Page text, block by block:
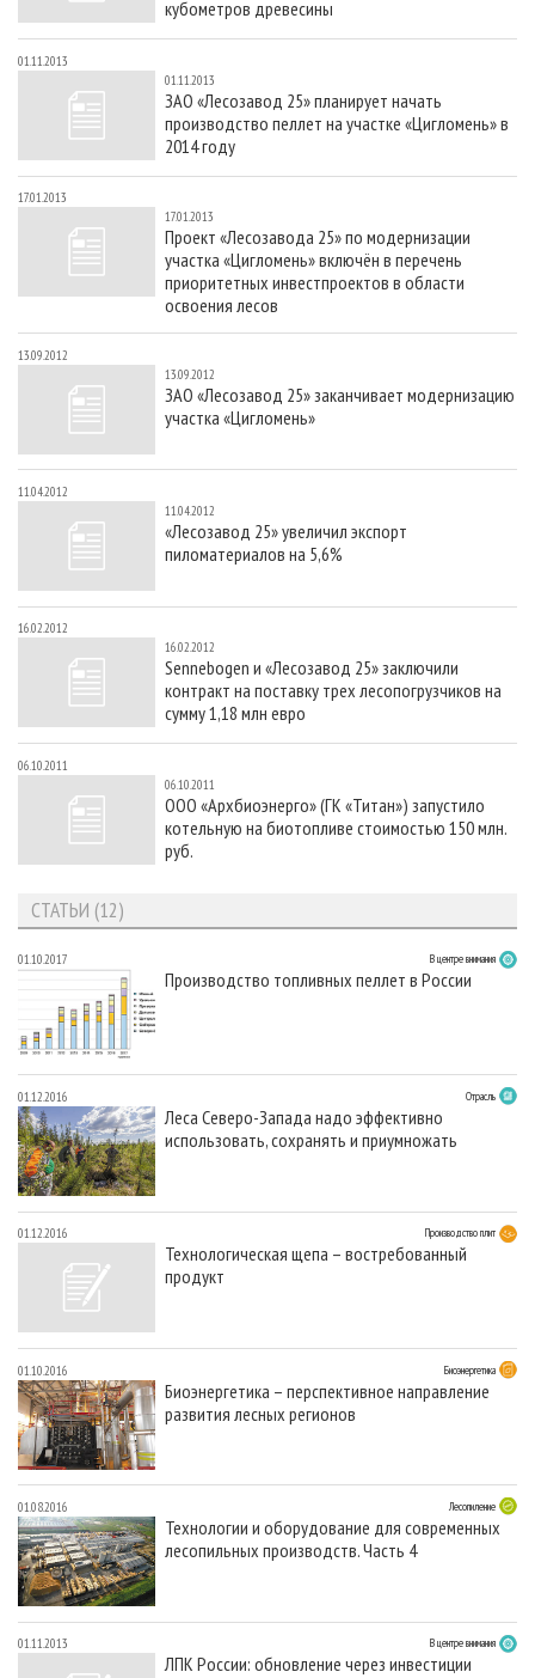
кубометров древесины
01.11.2013
01.11.2013
ЗАО «Лесозавод 25» планирует начать
производство пеллет на участке «Цигломень» в
2014 году
17.01.2013
17.01.2013
Проект «Лесозавода 25» по модернизации
участка «Цигломень» включён в перечень
приоритетных инвестпроектов в области
освоения лесов
13.09.2012
13.09.2012
ЗАО «Лесозавод 25» заканчивает модернизацию
участка «Цигломень»
11.04.2012
11.04.2012
«Лесозавод 25» увеличил экспорт
пиломатериалов на 5,6%
16.02.2012
16.02.2012
Sennebogen и «Лесозавод 25» заключили
контракт на поставку трех лесопогрузчиков на
сумму 1,18 млн евро
06.10.2011
06.10.2011
ООО «Архбиоэнерго» (ГК «Титан») запустило
котельную на биотопливе стоимостью 150 млн.
руб.
СТАТЬИ (12)
01.10.2017 В центре внимания
Производство топливных пеллет в России
01.12.2016 Отрасль
Леса Северо-Запада надо эффективно
использовать, сохранять и приумножать
01.12.2016 Производство плит
Технологическая щепа – востребованный
продукт
01.10.2016 Биоэнергетика
Биоэнергетика – перспективное направление
развития лесных регионов
01.08.2016 Лесопиление
Технологии и оборудование для современных
лесопильных производств. Часть 4
01.11.2013 В центре внимания
ЛПК России: обновление через инвестиции